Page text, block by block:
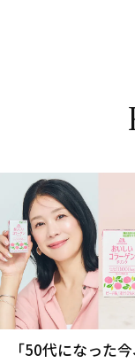
「50代になった